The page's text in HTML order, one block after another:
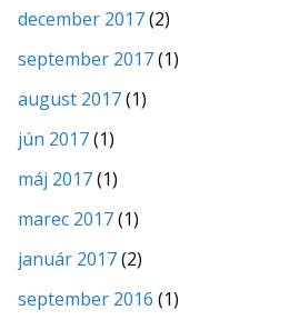
december 2017(2)
september 2017(1)
august 2017(1)
jún 2017(1)
máj 2017(1)
marec 2017(1)
január 2017(2)
september 2016 (1)